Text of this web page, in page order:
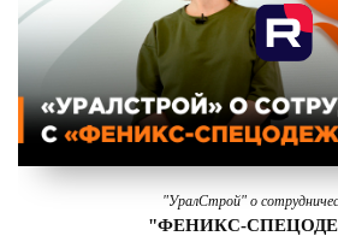
"УралСтрой" о
"ФЕНИКС-